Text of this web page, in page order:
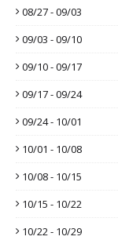
08/27 - 09/03
09/03 - 09/10
09/10 - 09/17
09/17 - 09/24
09/24 - 10/01
10/01 - 10/08
10/08 - 10/15
10/15 - 10/22
10/22 - 10/29